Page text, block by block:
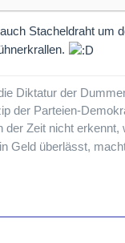
Stacheldraht um
Diktatur der
der Parteien-
der Zeit nicht erkennt,
Geld überlässt,